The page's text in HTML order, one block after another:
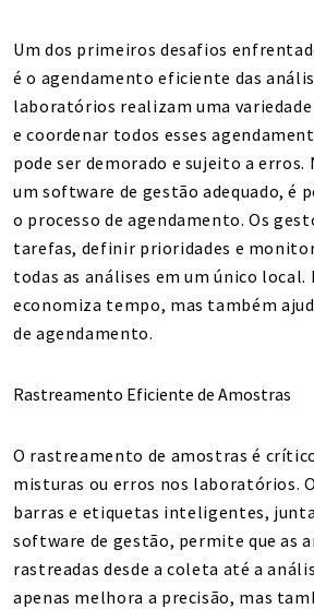
Um dos primeiros desafios
é o agendamento eficiente das
laboratórios realizam uma
e coordenar todos esses
pode ser demorado e sujeito a
um software de gestão adequado, é
o processo de agendamento. Os
tarefas, definir prioridades e
todas as análises em um único local.
economiza tempo, mas também
de agendamento.
Rastreamento Eficiente de Amostras
O rastreamento de amostras é
misturas ou erros nos laboratórios.
barras e etiquetas inteligentes,
software de gestão, permite que as
rastreadas desde a coleta até a
apenas melhora a precisão, mas